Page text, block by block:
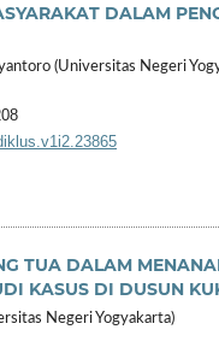
DALAM
(Universitas Negeri
TUA DALAM
KASUS DI DUSUN
Negeri Yogyakarta)